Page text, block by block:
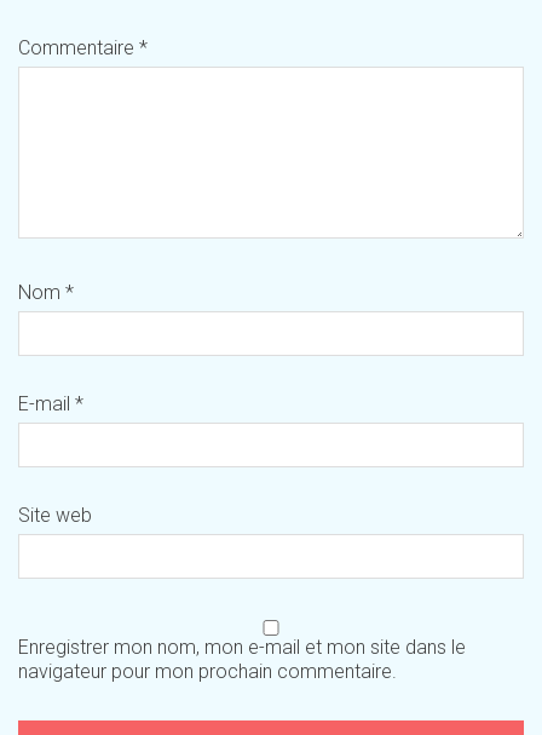
Commentaire *
Nom *
E-mail *
Site web
Enregistrer mon nom, mon e-mail et mon site dans le
navigateur pour mon prochain commentaire.